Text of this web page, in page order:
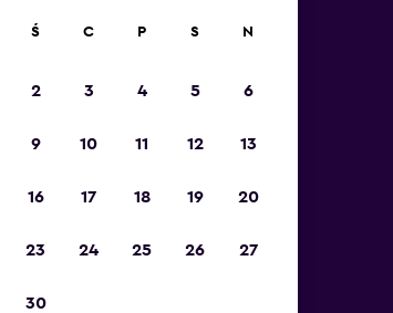
w 2023 roku
Ś C P S N
2 3 4 5 6
9 10 11 12 13
16 17 18 19 20
23 24 25 26 27
30